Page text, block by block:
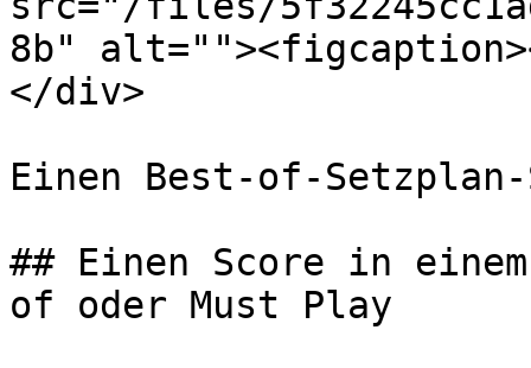
8b"
</div>
Einen Best-of-
## Einen Score in
of oder Must Play